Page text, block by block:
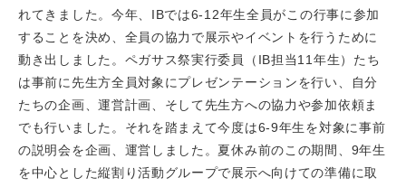
れてきました。今年、IBでは6-12年生全員がこの行事に参加
することを決め、全員の協力で展示やイベントを行うために
動き出しました。ペガサス祭実行委員（IB担当11年生）たち
は事前に先生方全員対象にプレゼンテーションを行い、自分
たちの企画、運営計画、そして先生方への協力や参加依頼ま
でも行いました。それを踏まえて今度は6-9年生を対象に事前
の説明会を企画、運営しました。夏休み前のこの期間、9年生
を中心とした縦割り活動グループで展示へ向けての準備に取